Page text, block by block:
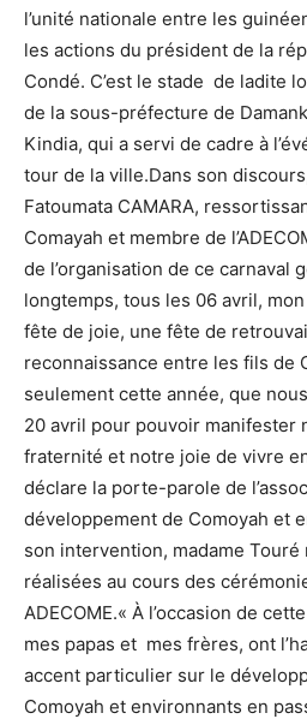
l’unité nationale entre les
les actions du président de la
Condé. C’est le stade de ladite
de la sous-préfecture de
Kindia, qui a servi de cadre à
tour de la ville.Dans son
Fatoumata CAMARA,
Comayah et membre de
de l’organisation de ce carnaval
longtemps, tous les 06 avril,
fête de joie, une fête de
reconnaissance entre les fils de
seulement cette année, que
20 avril pour pouvoir manifester
fraternité et notre joie de vivre
déclare la porte-parole de
développement de Comoyah et
son intervention, madame
réalisées au cours des
ADECOME.« À l’occasion de
mes papas et mes frères, ont
accent particulier sur le
Comoyah et environnants en